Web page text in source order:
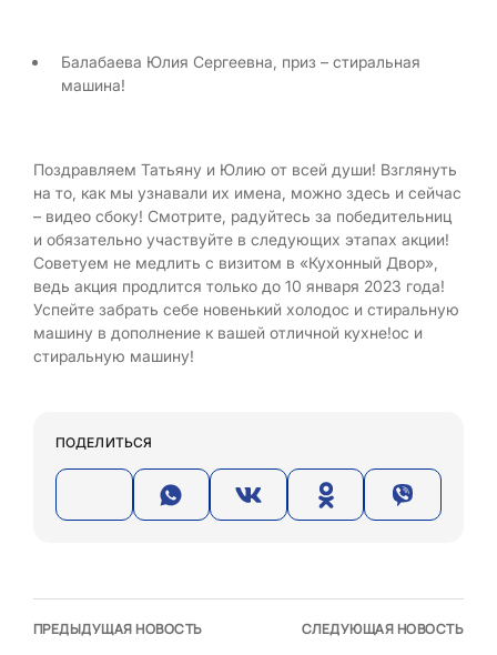
Балабаева Юлия Сергеевна, приз – стиральная
машина!
Поздравляем Татьяну и Юлию от всей души! Взглянуть
на то, как мы узнавали их имена, можно здесь и сейчас
– видео сбоку! Смотрите, радуйтесь за победительниц
и обязательно участвуйте в следующих этапах акции!
Советуем не медлить с визитом в «Кухонный Двор»,
ведь акция продлится только до 10 января 2023 года!
Успейте забрать себе новенький холодос и стиральную
машину в дополнение к вашей отличной кухне!ос и
стиральную машину!
ПОДЕЛИТЬСЯ
ПРЕДЫДУЩАЯ НОВОСТЬ СЛЕДУЮЩАЯ НОВОСТЬ